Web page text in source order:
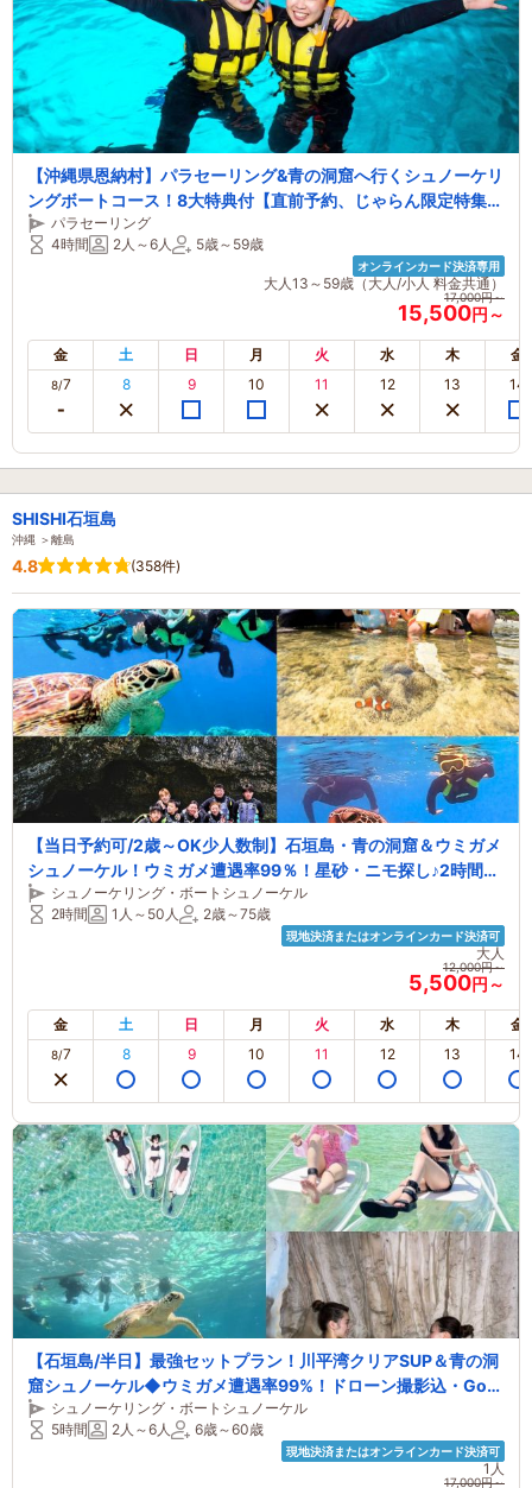
【沖縄県恩納村】パラセーリング&青の洞窟へ行くシュノーケリ
ングボートコース！8大特典付【直前予約、じゃらん限定特集、
友人同士、カップル、女性、ファミリー】【じゃらんのお得な1
0日間】
パラセーリング
4時間
2人～6人 5歳～59歳
オンラインカード決済専用
大人13～59歳（大人/小人 料金共通）
17,000円～
15,500円～
金 土 日 月 火 水 木 金
8/7 8 9 10 11 12 13 14
SHISHI石垣島
沖縄 ＞離島
4.8 (358件)
【当日予約可/2歳～OK少人数制】石垣島・青の洞窟＆ウミガメ
シュノーケル！ウミガメ遭遇率99％！星砂・ニモ探し♪2時間！
全部込(データ・送迎・機材)
シュノーケリング・ボートシュノーケル
2時間
1人～50人 2歳～75歳
現地決済またはオンラインカード決済可
大人
12,000円～
5,500円～
金 土 日 月 火 水 木 金
8/7 8 9 10 11 12 13 14
【石垣島/半日】最強セットプラン！川平湾クリアSUP＆青の洞
窟シュノーケル◆ウミガメ遭遇率99%！ドローン撮影込・GoPr
o写真・送迎すべて無料！少人数制で快適ツアー♪
シュノーケリング・ボートシュノーケル
5時間
2人～6人 6歳～60歳
現地決済またはオンラインカード決済可
1人
17,000円～